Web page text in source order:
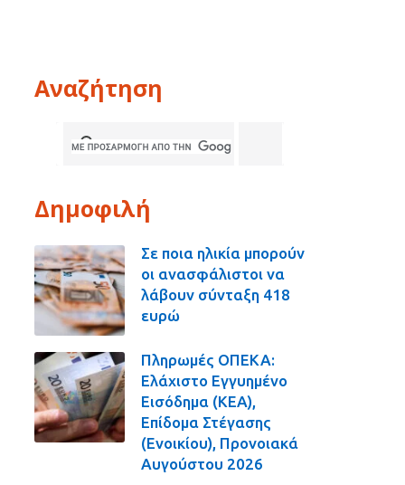
Αναζήτηση
Δημοφιλή
Σε ποια ηλικία μπορούν
οι ανασφάλιστοι να
λάβουν σύνταξη 418
ευρώ
Πληρωμές ΟΠΕΚΑ:
Ελάχιστο Εγγυημένο
Εισόδημα (ΚΕΑ),
Επίδομα Στέγασης
(Ενοικίου), Προνοιακά
Αυγούστου 2026